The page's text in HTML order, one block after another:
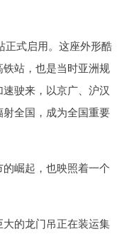
正式启用。这座外形酷
站，也是当时亚洲规
驶来，以京广、沪汉
全国，成为全国重要
崛起，也映照着一个
的龙门吊正在装运集